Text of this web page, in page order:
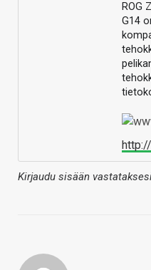
ROG
G14
Kirjaudu sisään